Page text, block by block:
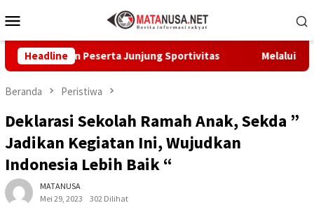
ke
Mobile
Headline
Pesan Peserta Junjung Sportivitas Melalui GEMA
Beranda Peristiwa
Deklarasi Sekolah Ramah Anak, Sekda ”
Jadikan Kegiatan Ini, Wujudkan
Indonesia Lebih Baik “
MATANUSA
Mei 29, 2023
302 Dilihat